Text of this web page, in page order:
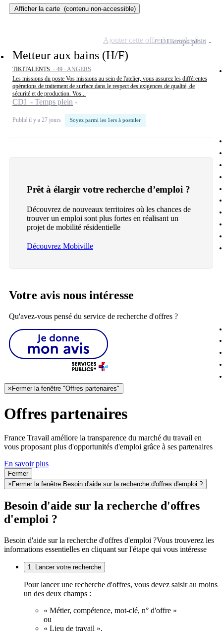
Afficher la carte (contenu non-accessible)
Metteur aux bains (H/F)
TIKITALENTS - 49 - ANGERS
Les missions du poste Vos missions au sein de l'atelier, vous assurez les différentes
opérations de traitement de surface dans le respect des exigences de qualité, de
sécurité et de production. Vos...
CDI - Temps plein
Publié il y a 27 jours Soyez parmi les 1ers à postuler
CDITemps plein
Ajouter cette offre à ma sélection
Prêt à élargir votre recherche d’emploi ?
Découvrez de nouveaux territoires où les chances de
trouver un emploi sont plus fortes en réalisant un
projet de mobilité résidentielle
Découvrez Mobiville
Votre avis nous intéresse
Qu'avez-vous pensé du service de recherche d'offres ?
× Fermer la fenêtre "Offres partenaires"
Offres partenaires
France Travail améliore la transparence du marché du travail en
vous proposant plus d'opportunités d'emploi grâce à ses partenaires
En savoir plus
Fermer
× Fermer la fenêtre Besoin d'aide sur la recherche d'offres d'emploi ?
Besoin d'aide sur la recherche d'offres
d'emploi ?
Besoin d'aide sur la recherche d'offres d'emploi ?Vous trouverez les
informations essentielles en cliquant sur l'étape qui vous intéresse
1. Lancer votre recherche
Pour lancer une recherche d'offres, vous devez saisir au moins
un des deux champs :
« Métier, compétence, mot-clé, n° d'offre »
ou
« Lieu de travail ».